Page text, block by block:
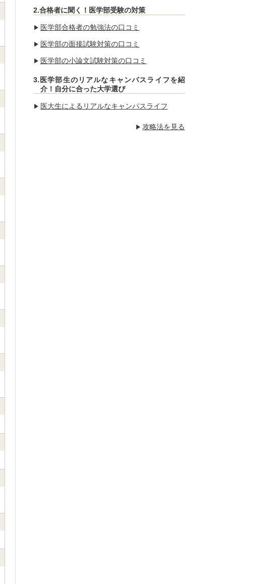
2.合格者に聞く！医学部受験の対策
医学部合格者の勉強法の口コミ
医学部の面接試験対策の口コミ
医学部の小論文試験対策の口コミ
3.医学部生のリアルなキャンパスライフを紹
介！自分に合った大学選び
医大生によるリアルなキャンパスライフ
攻略法を見る